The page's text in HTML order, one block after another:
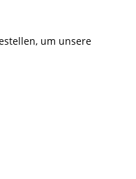
um unsere